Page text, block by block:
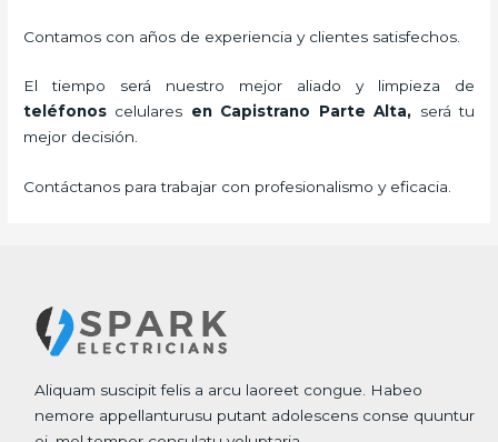
Contamos con años de experiencia y clientes satisfechos.
El tiempo será nuestro mejor aliado y limpieza de
teléfonos celulares en Capistrano Parte Alta, será tu
mejor decisión.
Contáctanos para trabajar con profesionalismo y eficacia.
Aliquam suscipit felis a arcu laoreet congue. Habeo
nemore appellanturusu putant adolescens conse quuntur